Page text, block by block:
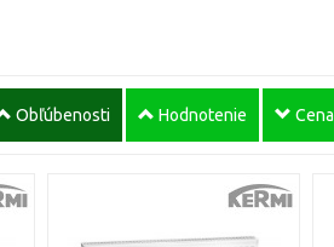
Obľúbenosti Hodnotenie Cena